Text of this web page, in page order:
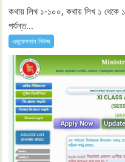
কথায় লিখ ১-১০০, কথায় লিখ ১ থেকে
পর্যন্ত...
এডুকেশনাল নিউজ